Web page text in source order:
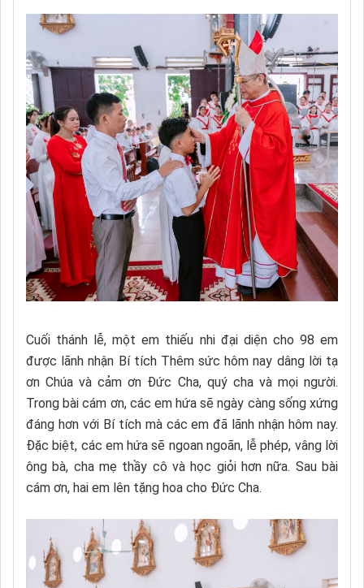
Cuối thánh lễ, một em thiếu nhi đại diện cho 98 em
được lãnh nhận Bí tích Thêm sức hôm nay dâng lời tạ
ơn Chúa và cảm ơn Đức Cha, quý cha và mọi người.
Trong bài cám ơn, các em hứa sẽ ngày càng sống xứng
đáng hơn với Bí tích mà các em đã lãnh nhận hôm nay.
Đặc biệt, các em hứa sẽ ngoan ngoãn, lễ phép, vâng lời
ông bà, cha mẹ thầy cô và học giỏi hơn nữa. Sau bài
cám ơn, hai em lên tặng hoa cho Đức Cha.